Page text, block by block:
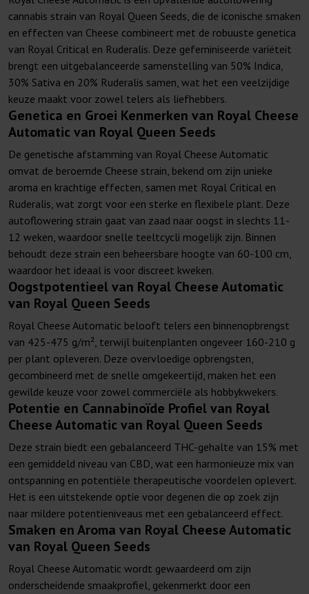
cannabis strain van Royal Queen Seeds, die de iconische smaken
en effecten van Cheese combineert met de robuuste genetica
van Royal Critical en Ruderalis. Deze gefeminiseerde variëteit
brengt een uitgebalanceerde samenstelling van 50% Indica,
30% Sativa en 20% Ruderalis samen, wat het een veelzijdige
keuze maakt voor zowel telers als liefhebbers.
Genetica en Groei Kenmerken van Royal Cheese
Automatic van Royal Queen Seeds
De genetische afstamming van Royal Cheese Automatic
omvat de beroemde Cheese strain, bekend om zijn unieke
aroma en krachtige effecten, samen met Royal Critical en
Ruderalis, wat zorgt voor een sterke en flexibele plant. Deze
autoflowering strain gaat van zaad naar oogst in slechts 11-
12 weken, waardoor snelle teeltcycli mogelijk zijn. Binnen
behoudt deze strain een beheersbare hoogte van 60-100 cm,
waardoor het ideaal is voor discreet kweken.
Oogstpotentieel van Royal Cheese Automatic
van Royal Queen Seeds
Royal Cheese Automatic belooft telers een binnenopbrengst
van 425-475 g/m², terwijl buitenplanten ongeveer 160-210 g
per plant opleveren. Deze overvloedige opbrengsten,
gecombineerd met de snelle omgekeertijd, maken het een
gewilde keuze voor zowel commerciële als hobbykwekers.
Potentie en Cannabinoïde Profiel van Royal
Cheese Automatic van Royal Queen Seeds
Deze strain biedt een gebalanceerd THC-gehalte van 15% met
een gemiddeld niveau van CBD, wat een harmonieuze mix van
ontspanning en potentiële therapeutische voordelen oplevert.
Het is een uitstekende optie voor degenen die op zoek zijn
naar mildere potentieniveaus met een gebalanceerd effect.
Smaken en Aroma van Royal Cheese Automatic
van Royal Queen Seeds
Royal Cheese Automatic wordt gewaardeerd om zijn
onderscheidende smaakprofiel, gekenmerkt door een